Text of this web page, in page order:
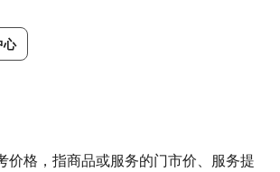
心
价格，指商品或服务的门市价、服务提